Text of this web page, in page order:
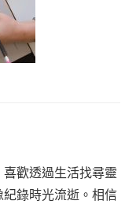
歡透過生活找尋靈
錄時光流逝。相信